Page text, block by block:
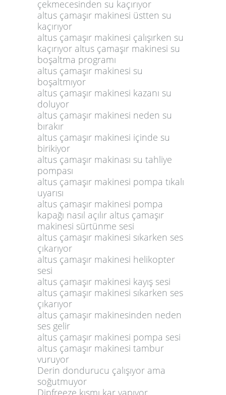
çekmecesinden su kaçırıyor
altus çamaşır makinesi üstten su
kaçırıyor
altus çamaşır makinesi çalışırken su
kaçırıyor altus çamaşır makinesi su
boşaltma programı
altus çamaşır makinesi su
boşaltmıyor
altus çamaşır makinesi kazanı su
doluyor
altus çamaşır makinesi neden su
bırakır
altus çamaşır makinesi içinde su
birikiyor
altus çamaşır makinası su tahliye
pompası
altus çamaşır makinesi pompa tıkalı
uyarısı
altus çamaşır makinesi pompa
kapağı nasıl açılır altus çamaşır
makinesi sürtünme sesi
altus çamaşır makinesi sıkarken ses
çıkarıyor
altus çamaşır makinesi helikopter
sesi
altus çamaşır makinesi kayış sesi
altus çamaşır makinesi sıkarken ses
çıkarıyor
altus çamaşır makinesinden neden
ses gelir
altus çamaşır makinesi pompa sesi
altus çamaşır makinesi tambur
vuruyor
Derin dondurucu çalışıyor ama
soğutmuyor
Dipfreeze kısmı kar yapıyor